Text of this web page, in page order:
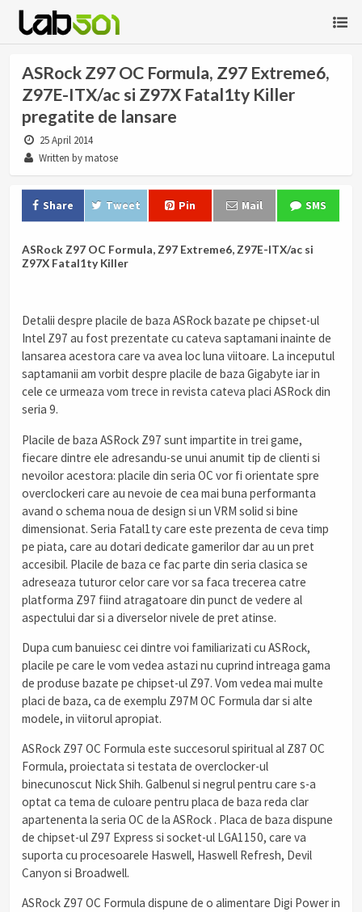
ASRock Z97 OC Formula, Z97 Extreme6,
Z97E-ITX/ac si Z97X Fatal1ty Killer
pregatite de lansare
25 April 2014
Written by matose
Share Tweet Pin Mail SMS
ASRock Z97 OC Formula, Z97 Extreme6, Z97E-ITX/ac si
Z97X Fatal1ty Killer
Detalii despre placile de baza ASRock bazate pe chipset-ul
Intel Z97 au fost prezentate cu cateva saptamani inainte de
lansarea acestora care va avea loc luna viitoare. La inceputul
saptamanii am vorbit despre placile de baza Gigabyte iar in
cele ce urmeaza vom trece in revista cateva placi ASRock din
seria 9.
Placile de baza ASRock Z97 sunt impartite in trei game,
fiecare dintre ele adresandu-se unui anumit tip de clienti si
nevoilor acestora: placile din seria OC vor fi orientate spre
overclockeri care au nevoie de cea mai buna performanta
avand o schema noua de design si un VRM solid si bine
dimensionat. Seria Fatal1ty care este prezenta de ceva timp
pe piata, care au dotari dedicate gamerilor dar au un pret
accesibil. Placile de baza ce fac parte din seria clasica se
adreseaza tuturor celor care vor sa faca trecerea catre
platforma Z97 fiind atragatoare din punct de vedere al
aspectului dar si a diverselor nivele de pret atinse.
Dupa cum banuiesc cei dintre voi familiarizati cu ASRock,
placile pe care le vom vedea astazi nu cuprind intreaga gama
de produse bazate pe chipset-ul Z97. Vom vedea mai multe
placi de baza, ca de exemplu Z97M OC Formula dar si alte
modele, in viitorul apropiat.
ASRock Z97 OC Formula este succesorul spiritual al Z87 OC
Formula, proiectata si testata de overclocker-ul
binecunoscut Nick Shih. Galbenul si negrul pentru care s-a
optat ca tema de culoare pentru placa de baza reda clar
apartenenta la seria OC de la ASRock . Placa de baza dispune
de chipset-ul Z97 Express si socket-ul LGA1150, care va
suporta cu procesoarele Haswell, Haswell Refresh, Devil
Canyon si Broadwell.
ASRock Z97 OC Formula dispune de o alimentare Digi Power in